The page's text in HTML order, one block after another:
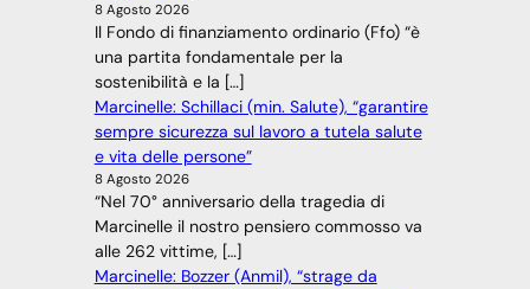
8 Agosto 2026
Il Fondo di finanziamento ordinario (Ffo) “è
una partita fondamentale per la
sostenibilità e la […]
Marcinelle: Schillaci (min. Salute), “garantire
sempre sicurezza sul lavoro a tutela salute
e vita delle persone”
8 Agosto 2026
“Nel 70° anniversario della tragedia di
Marcinelle il nostro pensiero commosso va
alle 262 vittime, […]
Marcinelle: Bozzer (Anmil), “strage da